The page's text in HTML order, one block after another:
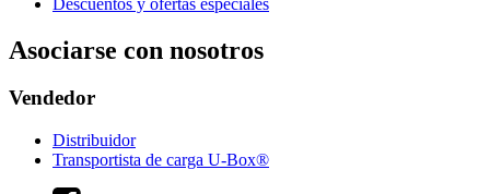
Asociarse con nosotros
Vendedor
Distribuidor
Transportista de carga U-Box®